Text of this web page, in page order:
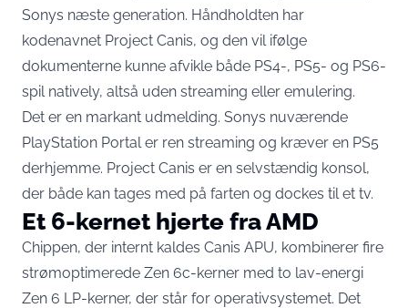
Sonys næste generation. Håndholdten har
kodenavnet Project Canis, og den vil ifølge
dokumenterne kunne afvikle både PS4-, PS5- og PS6-
spil natively, altså uden streaming eller emulering.
Det er en markant udmelding. Sonys nuværende
PlayStation Portal er ren streaming og kræver en PS5
derhjemme. Project Canis er en selvstændig konsol,
der både kan tages med på farten og dockes til et tv.
Et 6-kernet hjerte fra AMD
Chippen, der internt kaldes Canis APU, kombinerer fire
strømoptimerede Zen 6c-kerner med to lav-energi
Zen 6 LP-kerner, der står for operativsystemet. Det